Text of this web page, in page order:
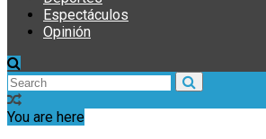
Espectáculos
Opinión
You are here